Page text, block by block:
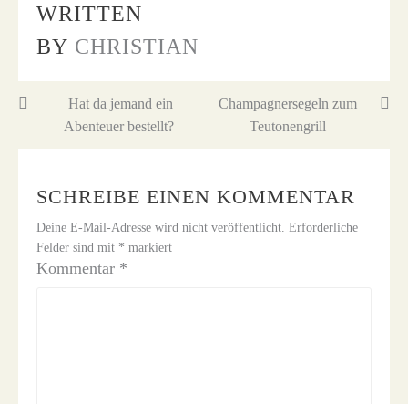
WRITTEN
BY CHRISTIAN
Beitragsnavigation
Hat da jemand ein
Abenteuer bestellt?
Champagnersegeln zum
Teutonengrill
SCHREIBE EINEN KOMMENTAR
Deine E-Mail-Adresse wird nicht veröffentlicht. Erforderliche
Felder sind mit * markiert
Kommentar *